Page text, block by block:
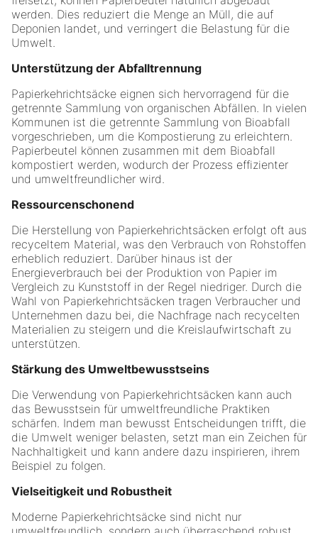
werden. Dies reduziert die Menge an Müll, die auf
Deponien landet, und verringert die Belastung für die
Umwelt.
Unterstützung der Abfalltrennung
Papierkehrichtsäcke eignen sich hervorragend für die
getrennte Sammlung von organischen Abfällen. In vielen
Kommunen ist die getrennte Sammlung von Bioabfall
vorgeschrieben, um die Kompostierung zu erleichtern.
Papierbeutel können zusammen mit dem Bioabfall
kompostiert werden, wodurch der Prozess effizienter
und umweltfreundlicher wird.
Ressourcenschonend
Die Herstellung von Papierkehrichtsäcken erfolgt oft aus
recyceltem Material, was den Verbrauch von Rohstoffen
erheblich reduziert. Darüber hinaus ist der
Energieverbrauch bei der Produktion von Papier im
Vergleich zu Kunststoff in der Regel niedriger. Durch die
Wahl von Papierkehrichtsäcken tragen Verbraucher und
Unternehmen dazu bei, die Nachfrage nach recycelten
Materialien zu steigern und die Kreislaufwirtschaft zu
unterstützen.
Stärkung des Umweltbewusstseins
Die Verwendung von Papierkehrichtsäcken kann auch
das Bewusstsein für umweltfreundliche Praktiken
schärfen. Indem man bewusst Entscheidungen trifft, die
die Umwelt weniger belasten, setzt man ein Zeichen für
Nachhaltigkeit und kann andere dazu inspirieren, ihrem
Beispiel zu folgen.
Vielseitigkeit und Robustheit
Moderne Papierkehrichtsäcke sind nicht nur